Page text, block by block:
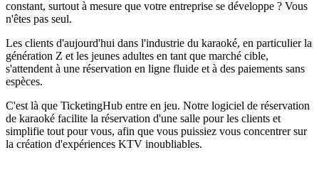
constant, surtout à mesure que votre entreprise se développe ? Vous
n'êtes pas seul.
Les clients d'aujourd'hui dans l'industrie du karaoké, en particulier la
génération Z et les jeunes adultes en tant que marché cible,
s'attendent à une réservation en ligne fluide et à des paiements sans
espèces.
C'est là que TicketingHub entre en jeu. Notre logiciel de réservation
de karaoké facilite la réservation d'une salle pour les clients et
simplifie tout pour vous, afin que vous puissiez vous concentrer sur
la création d'expériences KTV inoubliables.